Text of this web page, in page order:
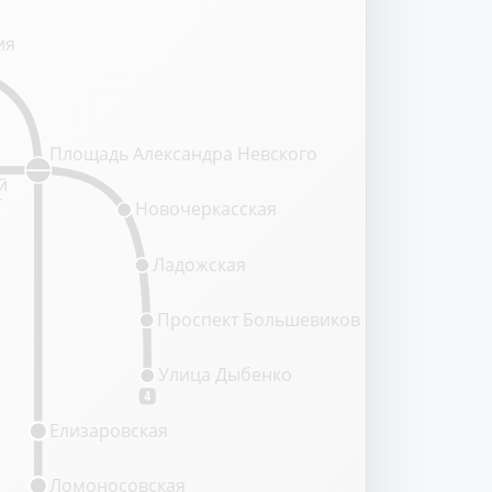
4
Площадь Александра Невского
Новочеркасская
Ладожская
Проспект Большевиков
Улица Дыбенко
Ломоносовская
Елизаровская